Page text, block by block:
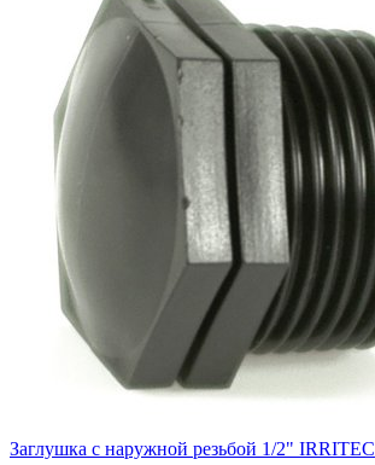
Заглушка с наружной резьбой 1/2" IRRITEC